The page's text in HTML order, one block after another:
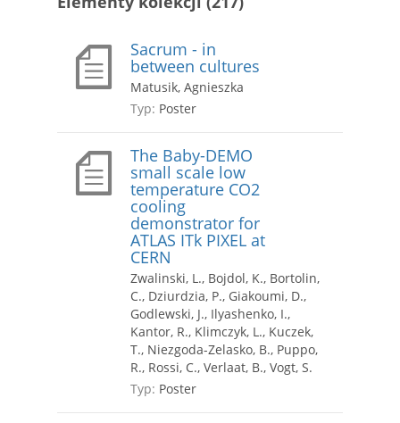
Sacrum - in
between cultures
Matusik, Agnieszka
Typ: Poster
The Baby-DEMO
small scale low
temperature CO2
cooling
demonstrator for
ATLAS ITk PIXEL at
CERN
Zwalinski, L., Bojdol, K., Bortolin,
C., Dziurdzia, P., Giakoumi, D.,
Godlewski, J., Ilyashenko, I.,
Kantor, R., Klimczyk, L., Kuczek,
T., Niezgoda-Zelasko, B., Puppo,
R., Rossi, C., Verlaat, B., Vogt, S.
Typ: Poster